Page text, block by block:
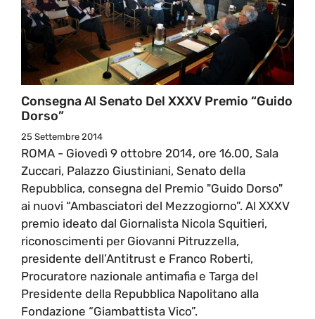
Consegna Al Senato Del XXXV Premio “Guido
Dorso”
25 Settembre 2014
ROMA - Giovedì 9 ottobre 2014, ore 16.00, Sala
Zuccari, Palazzo Giustiniani, Senato della
Repubblica, consegna del Premio "Guido Dorso"
ai nuovi “Ambasciatori del Mezzogiorno”. Al XXXV
premio ideato dal Giornalista Nicola Squitieri,
riconoscimenti per Giovanni Pitruzzella,
presidente dell’Antitrust e Franco Roberti,
Procuratore nazionale antimafia e Targa del
Presidente della Repubblica Napolitano alla
Fondazione “Giambattista Vico”.